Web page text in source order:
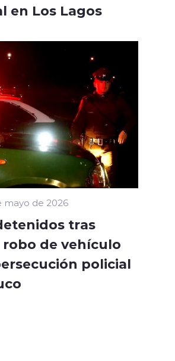
en Los Lagos
mayo de 2026
tras
de vehículo
policial